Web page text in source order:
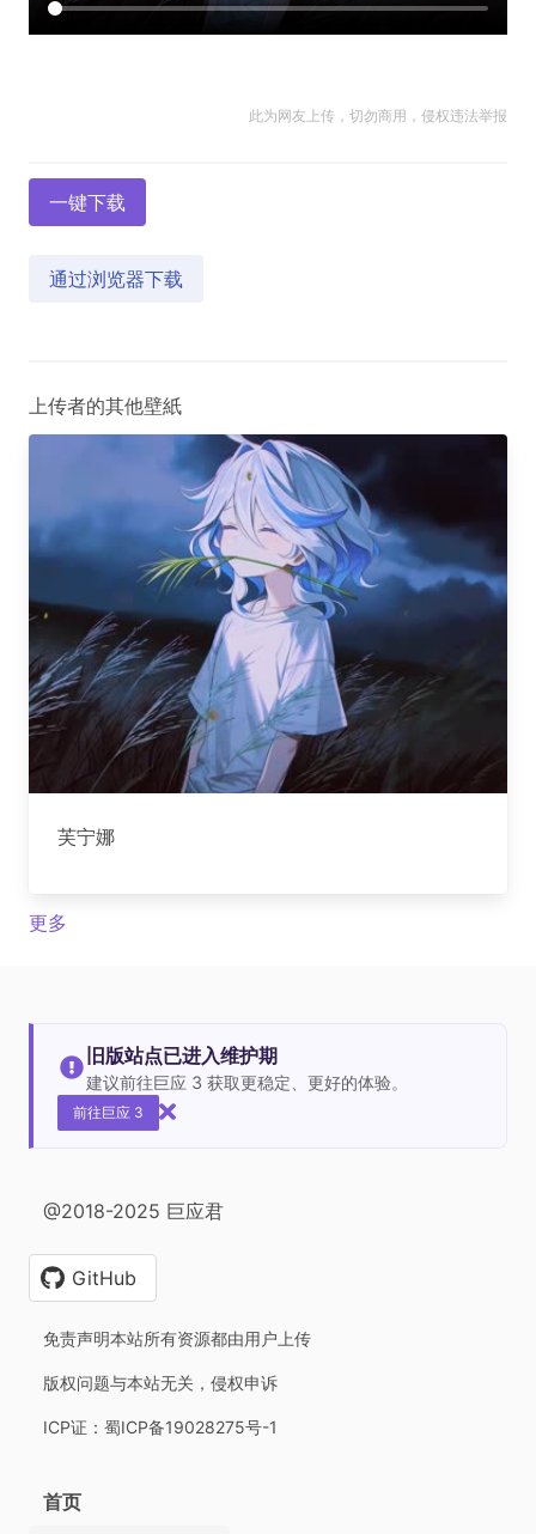
此为网友上传，切勿商用，侵权违法举报
一键下载
通过浏览器下载
上传者的其他壁紙
芙宁娜
更多
旧版站点已进入维护期
建议前往巨应 3 获取更稳定、更好的体验。
前往巨应 3
@2018-2025 巨应君
GitHub
免责声明本站所有资源都由用户上传
版权问题与本站无关，侵权申诉
ICP证：蜀ICP备19028275号-1
首页